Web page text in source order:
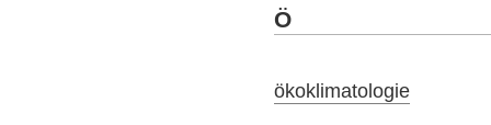
Ö
ökoklimatologie